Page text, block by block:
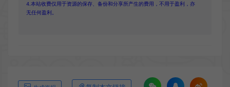
4.本站收费仅用于资源的保存、备份和分享所产生的费用，不用于盈利，亦
无任何盈利。